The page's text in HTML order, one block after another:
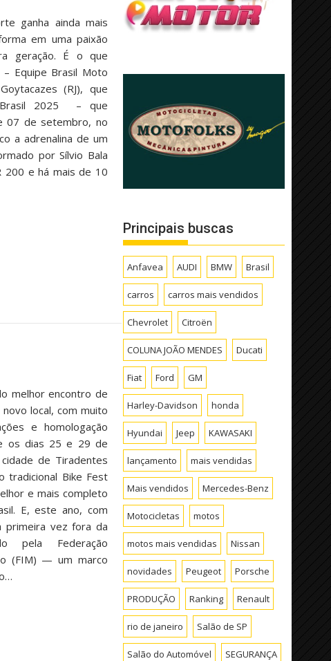
ganha ainda mais
em uma paixão
geração. É o que
– Equipe Brasil Moto
(RJ), que
2025 – que
07 de setembro, no
a adrenalina de um
por Sílvio Bala
200 e há mais de 10
melhor encontro de
local, com muito
e homologação
os dias 25 e 29 de
de Tiradentes
tradicional Bike Fest
e mais completo
E, este ano, com
primeira vez fora da
pela Federação
(FIM) — um marco
Principais buscas
Anfavea AUDI BMW Brasil
carros carros mais vendidos
Chevrolet Citroën
COLUNA JOÃO MENDES Ducati
Fiat Ford GM
Harley-Davidson honda
Hyundai Jeep KAWASAKI
lançamento mais vendidas
Mais vendidos Mercedes-Benz
Motocicletas motos
motos mais vendidas Nissan
novidades Peugeot Porsche
PRODUÇÃO Ranking Renault
rio de janeiro Salão de SP
Salão do Automóvel SEGURANÇA